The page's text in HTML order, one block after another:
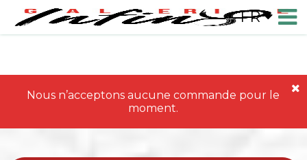
FR
Nous n’acceptons aucune commande pour le
moment.